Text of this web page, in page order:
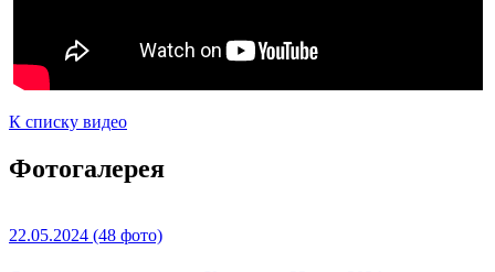
К списку видео
Фотогалерея
22.05.2024 (48 фото)